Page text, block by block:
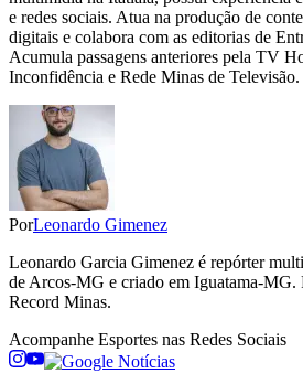
e redes sociais. Atua na produção de
digitais e colabora com as editorias de
Acumula passagens anteriores pela TV
Inconfidência e Rede Minas de Televisão.
PorLeonardo Gimenez
Leonardo Garcia Gimenez é repórter
de Arcos-MG e criado em Iguatama-MG.
Record Minas.
Acompanhe Esportes nas Redes Sociais